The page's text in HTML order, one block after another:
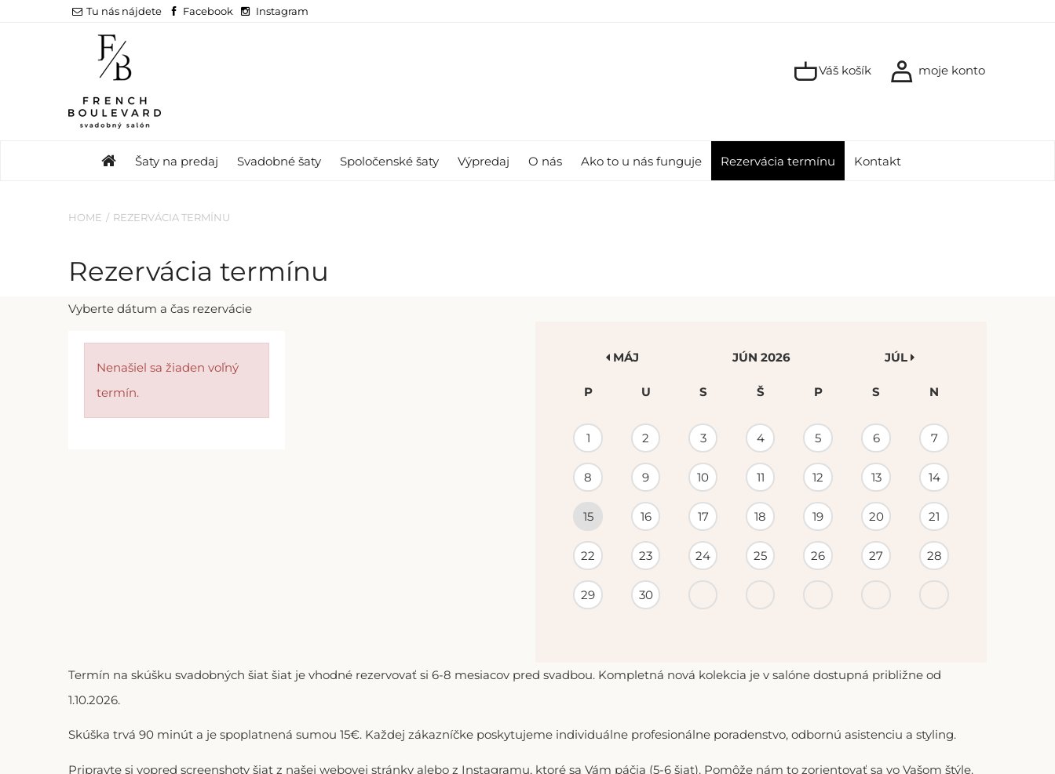
Tu nás nájdete Facebook Instagram
Váš košík moje konto
Šaty na predaj Svadobné šaty Spoločenské šaty Výpredaj O nás Ako to u nás funguje Rezervácia termínu Kontakt
HOME REZERVÁCIA TERMÍNU
Rezervácia termínu
Vyberte dátum a čas rezervácie
Nenašiel sa žiaden voľný
termín.
KALENDÁR
PODUJATÍ
MÁJ JÚN 2026 JÚL
P U S Š P S N
1 2 3 4 5 6 7
8 9 10 11 12 13 14
15 16 17 18 19 20 21
22 23 24 25 26 27 28
29 30
Termín na skúšku svadobných šiat šiat je vhodné rezervovať si 6-8 mesiacov pred svadbou. Kompletná nová kolekcia je v salóne dostupná približne od
1.10.2026.
Skúška trvá 90 minút a je spoplatnená sumou 15€. Každej zákazníčke poskytujeme individuálne profesionálne poradenstvo, odbornú asistenciu a styling.
Pripravte si vopred screenshoty šiat z našej webovej stránky alebo z Instagramu, ktoré sa Vám páčia (5-6 šiat). Pomôže nám to zorientovať sa vo Vašom štýle.